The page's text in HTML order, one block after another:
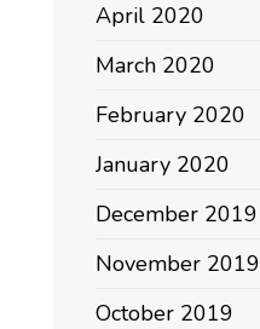
April 2020
March 2020
February 2020
January 2020
December 2019
November 2019
October 2019